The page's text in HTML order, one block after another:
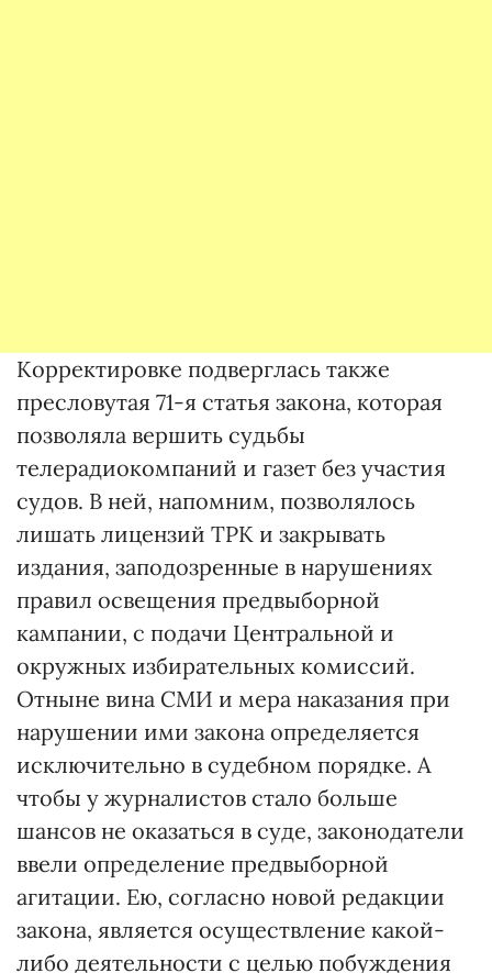
Корректировке подверглась также
пресловутая 71-я статья закона, которая
позволяла вершить судьбы
телерадиокомпаний и газет без участия
судов. В ней, напомним, позволялось
лишать лицензий ТРК и закрывать
издания, заподозренные в нарушениях
правил освещения предвыборной
кампании, с подачи Центральной и
окружных избирательных комиссий.
Отныне вина СМИ и мера наказания при
нарушении ими закона определяется
исключительно в судебном порядке. А
чтобы у журналистов стало больше
шансов не оказаться в суде, законодатели
ввели определение предвыборной
агитации. Ею, согласно новой редакции
закона, является осуществление какой-
либо деятельности с целью побуждения